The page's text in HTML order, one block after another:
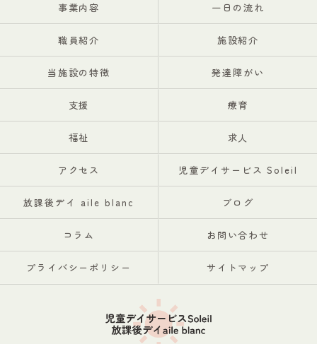
事業内容 一日の流れ
職員紹介 施設紹介
当施設の特徴 発達障がい
支援 療育
福祉 求人
アクセス 児童デイサービス Soleil
放課後デイ aile blanc ブログ
コラム お問い合わせ
プライバシーポリシー サイトマップ